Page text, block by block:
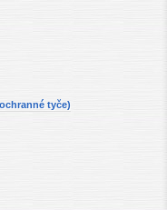
tyče)